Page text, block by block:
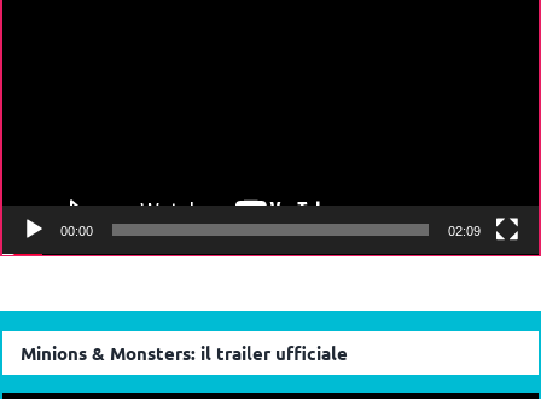
00:00 02:09
Minions & Monsters: il trailer ufficiale